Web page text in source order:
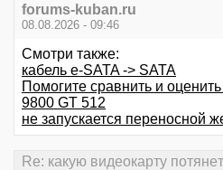
forums-kuban.ru
08.08.2026 - 09:46
Смотри также:
кабель e-SATA -> SATA
Помогите сравнить и
9800 GT 512
не запускается переносной
Re: кaкую видeокaрту